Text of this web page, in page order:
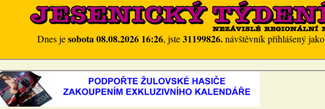
Dnes jesobota 08.08.2026 16:26, jste31199826.návštěvník přihlášený jako